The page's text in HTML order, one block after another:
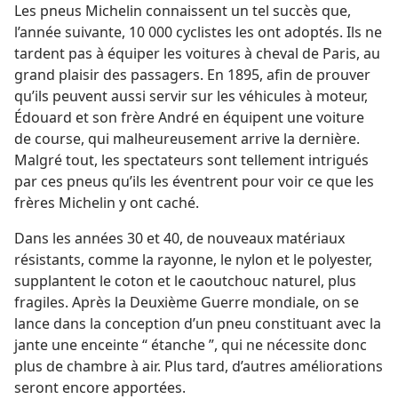
Les pneus Michelin connaissent un tel succès que,
l’année suivante, 10 000 cyclistes les ont adoptés. Ils ne
tardent pas à équiper les voitures à cheval de Paris, au
grand plaisir des passagers. En 1895, afin de prouver
qu’ils peuvent aussi servir sur les véhicules à moteur,
Édouard et son frère André en équipent une voiture
de course, qui malheureusement arrive la dernière.
Malgré tout, les spectateurs sont tellement intrigués
par ces pneus qu’ils les éventrent pour voir ce que les
frères Michelin y ont caché.
Dans les années 30 et 40, de nouveaux matériaux
résistants, comme la rayonne, le nylon et le polyester,
supplantent le coton et le caoutchouc naturel, plus
fragiles. Après la Deuxième Guerre mondiale, on se
lance dans la conception d’un pneu constituant avec la
jante une enceinte “ étanche ”, qui ne nécessite donc
plus de chambre à air. Plus tard, d’autres améliorations
seront encore apportées.